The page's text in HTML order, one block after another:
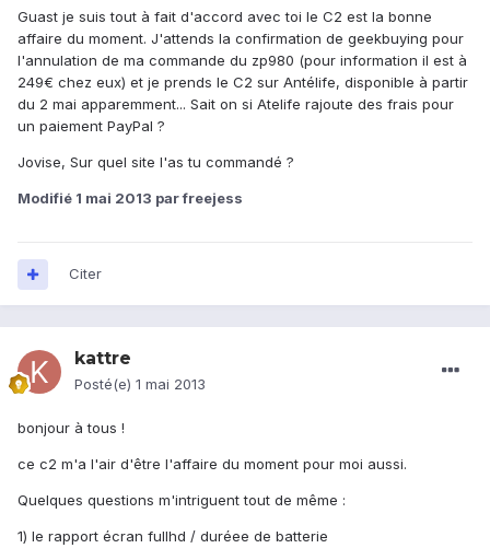
Guast je suis tout à fait d'accord avec toi le C2 est la bonne
affaire du moment. J'attends la confirmation de geekbuying pour
l'annulation de ma commande du zp980 (pour information il est à
249€ chez eux) et je prends le C2 sur Antélife, disponible à partir
du 2 mai apparemment... Sait on si Atelife rajoute des frais pour
un paiement PayPal ?
Jovise, Sur quel site l'as tu commandé ?
Modifié 1 mai 2013 par freejess
Citer
kattre
Posté(e) 1 mai 2013
bonjour à tous !
ce c2 m'a l'air d'être l'affaire du moment pour moi aussi.
Quelques questions m'intriguent tout de même :
1) le rapport écran fullhd / duréee de batterie